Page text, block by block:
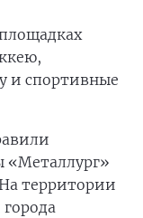
и спортивные
«Металлург»
территории